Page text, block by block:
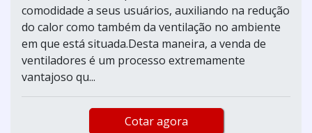
comodidade a seus usuários, auxiliando na redução
do calor como também da ventilação no ambiente
em que está situada.Desta maneira, a venda de
ventiladores é um processo extremamente
vantajoso qu...
Cotar agora